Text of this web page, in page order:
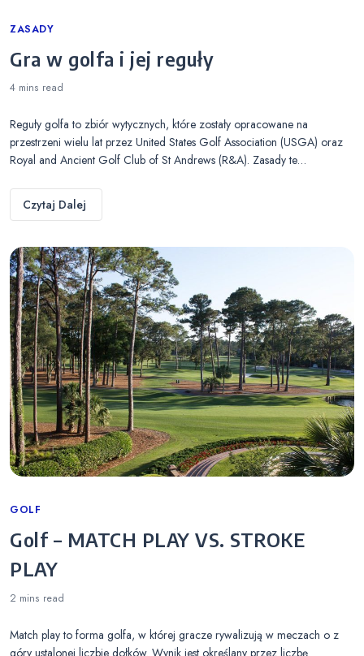
Categories
ZASADY
Gra w golfa i jej reguły
4 mins read
Reguły golfa to zbiór wytycznych, które zostały opracowane na
przestrzeni wielu lat przez United States Golf Association (USGA) oraz
Royal and Ancient Golf Club of St Andrews (R&A). Zasady te…
Czytaj Dalej
Categories
GOLF
Golf – MATCH PLAY VS. STROKE
PLAY
2 mins read
Match play to forma golfa, w której gracze rywalizują w meczach o z
góry ustalonej liczbie dołków. Wynik jest określany przez liczbę